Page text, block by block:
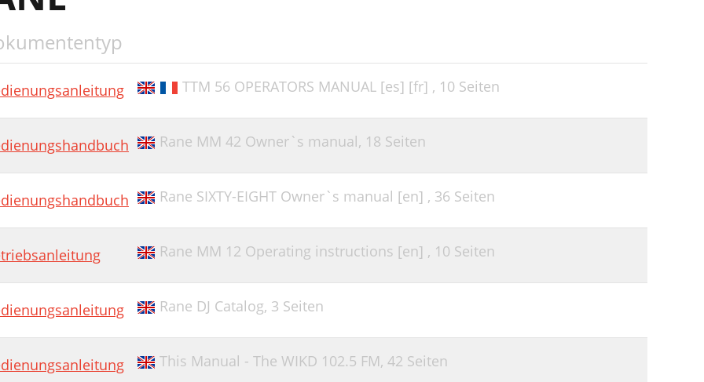
TTM 56 OPERATORS MANUAL [es] [fr] , 10 Seiten
Rane MM 42 Owner`s manual, 18 Seiten
Rane SIXTY-EIGHT Owner`s manual [en] , 36 Seiten
Rane MM 12 Operating instructions [en] , 10 Seiten
Rane DJ Catalog, 3 Seiten
This Manual - The WIKD 102.5 FM, 42 Seiten